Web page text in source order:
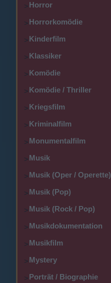
>Horror
>Horrorkomödie
>Kinderfilm
>Klassiker
>Komödie
>Komödie / Thriller
>Kriegsfilm
>Kriminalfilm
>Monumentalfilm
>Musik
>Musik (Oper / Operette)
>Musik (Pop)
>Musik (Rock / Pop)
>Musikdokumentation
>Musikfilm
>Mystery
>Porträt / Biographie